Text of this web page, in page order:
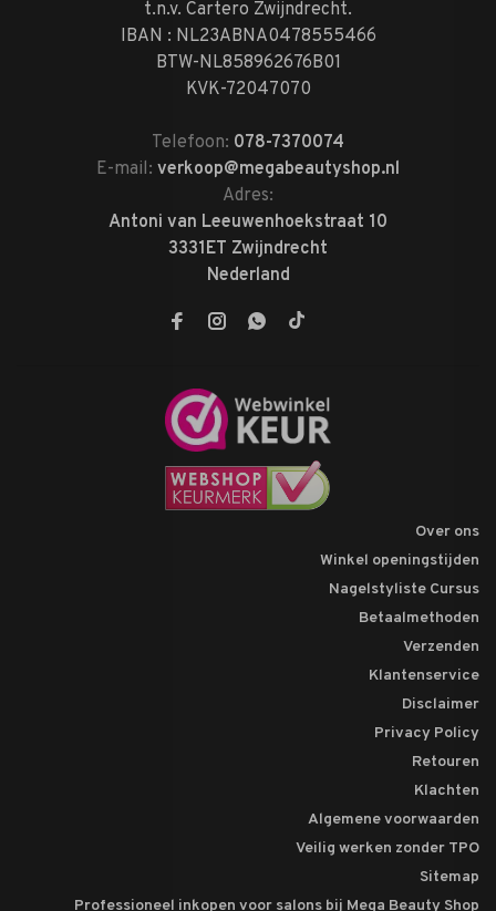
t.n.v. Cartero Zwijndrecht.
IBAN : NL23ABNA0478555466
BTW-NL858962676B01
KVK-72047070
Telefoon: 078-7370074
E-mail: verkoop@megabeautyshop.nl
Adres:
Antoni van Leeuwenhoekstraat 10
3331ET Zwijndrecht
Nederland
Over ons
Winkel openingstijden
Nagelstyliste Cursus
Betaalmethoden
Verzenden
Klantenservice
Disclaimer
Privacy Policy
Retouren
Klachten
Algemene voorwaarden
Veilig werken zonder TPO
Sitemap
Professioneel inkopen voor salons bij Mega Beauty Shop